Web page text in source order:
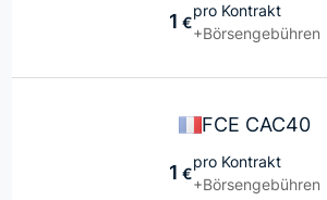
1 €
pro Kontrakt
+Börsengebühren
FCE CAC40
1 €
pro Kontrakt
+Börsengebühren